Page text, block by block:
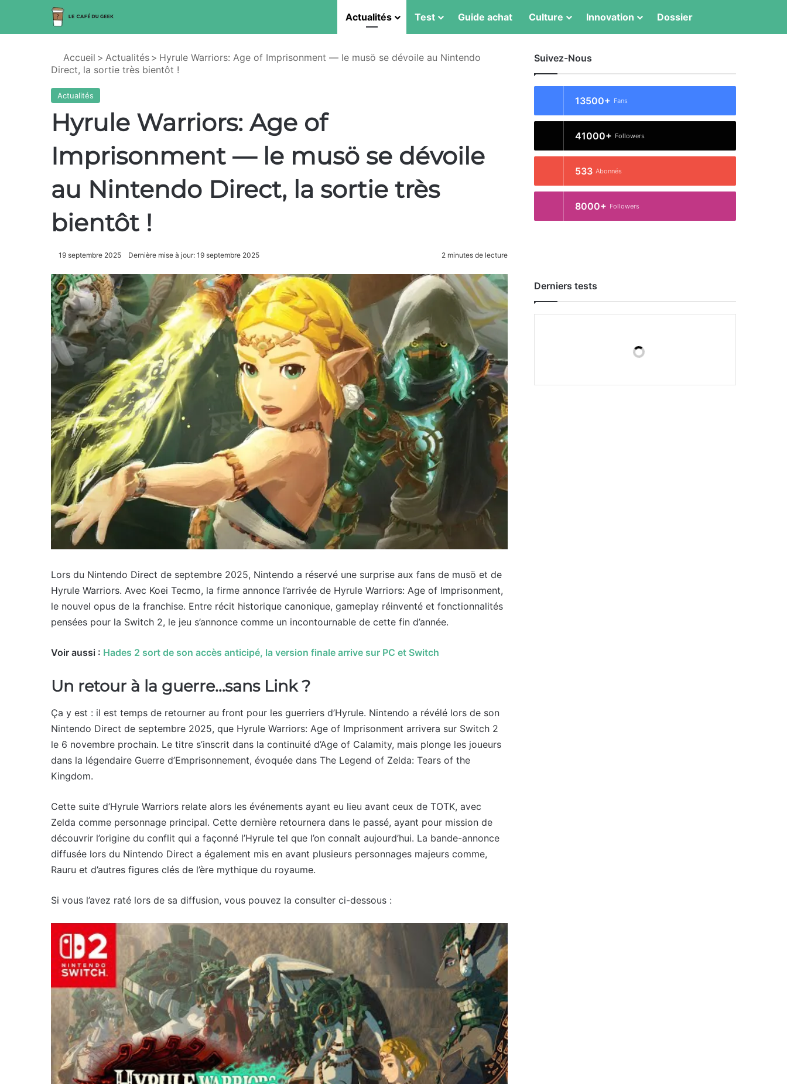
Actualités Test Guide achat Culture Innovation Dossier
Accueil > Actualités > Hyrule Warriors: Age of Imprisonment — le musö se dévoile au Nintendo
Direct, la sortie très bientôt !
Actualités
Hyrule Warriors: Age of
Imprisonment — le musö se dévoile
au Nintendo Direct, la sortie très
bientôt !
19 septembre 2025 Dernière mise à jour: 19 septembre 2025 2 minutes de lecture
Lors du Nintendo Direct de septembre 2025, Nintendo a réservé une surprise aux fans de musö et de
Hyrule Warriors. Avec Koei Tecmo, la firme annonce l’arrivée de Hyrule Warriors: Age of Imprisonment,
le nouvel opus de la franchise. Entre récit historique canonique, gameplay réinventé et fonctionnalités
pensées pour la Switch 2, le jeu s’annonce comme un incontournable de cette fin d’année.
Voir aussi : Hades 2 sort de son accès anticipé, la version finale arrive sur PC et Switch
Un retour à la guerre…sans Link ?
Ça y est : il est temps de retourner au front pour les guerriers d’Hyrule. Nintendo a révélé lors de son
Nintendo Direct de septembre 2025, que Hyrule Warriors: Age of Imprisonment arrivera sur Switch 2
le 6 novembre prochain. Le titre s’inscrit dans la continuité d’Age of Calamity, mais plonge les joueurs
dans la légendaire Guerre d’Emprisonnement, évoquée dans The Legend of Zelda: Tears of the
Kingdom.
Cette suite d’Hyrule Warriors relate alors les événements ayant eu lieu avant ceux de TOTK, avec
Zelda comme personnage principal. Cette dernière retournera dans le passé, ayant pour mission de
découvrir l’origine du conflit qui a façonné l’Hyrule tel que l’on connaît aujourd’hui. La bande-annonce
diffusée lors du Nintendo Direct a également mis en avant plusieurs personnages majeurs comme,
Rauru et d’autres figures clés de l’ère mythique du royaume.
Si vous l’avez raté lors de sa diffusion, vous pouvez la consulter ci-dessous :
Suivez-Nous
13500+ Fans
41000+ Followers
533 Abonnés
8000+ Followers
Derniers tests